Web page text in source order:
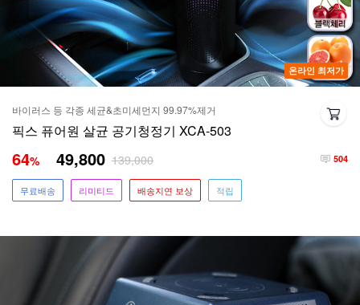
온라인 최저가
바이러스 등 각종 세균&초미세먼지 99.97%제거
픽스 퓨어원 살균 공기청정기 XCA-503
504
64% 49,800 139,000
무료배송 리미티드 배송지연 보상 적립